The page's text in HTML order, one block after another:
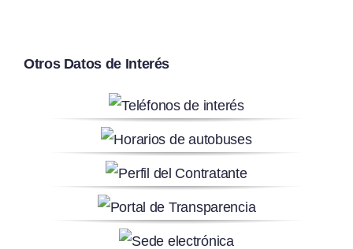
Otros Datos de Interés